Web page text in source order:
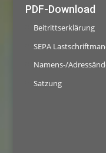
PDF-Download
Beitrittserklärung
SEPA
Namens-/
Satzung